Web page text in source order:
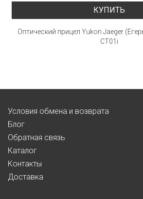
КУПИТЬ
Оптический прицел Yukon Jaeger
CT01i
Условия обмена и возврата
Блог
Обратная связь
Каталог
Контакты
Доставка